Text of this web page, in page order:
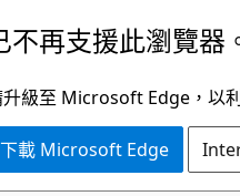
不再支援此瀏覽器
級至 Microsoft Edge，以
下載 Microsoft Edge